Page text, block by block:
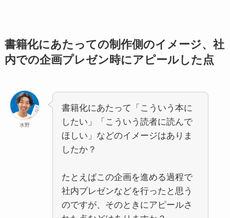
書籍化にあたっての制作側のイメージ、社
内での企画プレゼン時にアピールした点
水野
書籍化にあたって「こういう本に
したい」「こういう読者に読んで
ほしい」などのイメージはありま
したか？
たとえばこの企画を進める過程で
社内プレゼンなどを行ったと思う
のですが、そのときにアピールさ